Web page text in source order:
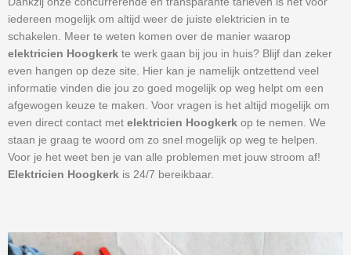
iedereen mogelijk om altijd weer de juiste elektricien in te
schakelen. Meer te weten komen over de manier waarop
elektricien Hoogkerk te werk gaan bij jou in huis? Blijf dan zeker
even hangen op deze site. Hier kan je namelijk ontzettend veel
informatie vinden die jou zo goed mogelijk op weg helpt om een
afgewogen keuze te maken. Voor vragen is het altijd mogelijk om
even direct contact met elektricien Hoogkerk op te nemen. We
staan je graag te woord om zo snel mogelijk op weg te helpen.
Voor je het weet ben je van alle problemen met jouw stroom af!
Elektricien Hoogkerk is 24/7 bereikbaar.